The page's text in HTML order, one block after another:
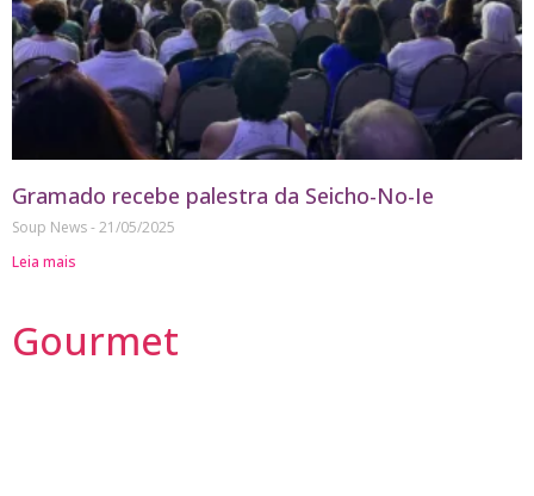
Gramado recebe palestra da Seicho-No-Ie
Soup News 21/05/2025
Leia mais
Gourmet